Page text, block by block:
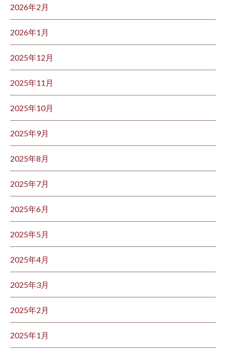
2026年2月
2026年1月
2025年12月
2025年11月
2025年10月
2025年9月
2025年8月
2025年7月
2025年6月
2025年5月
2025年4月
2025年3月
2025年2月
2025年1月